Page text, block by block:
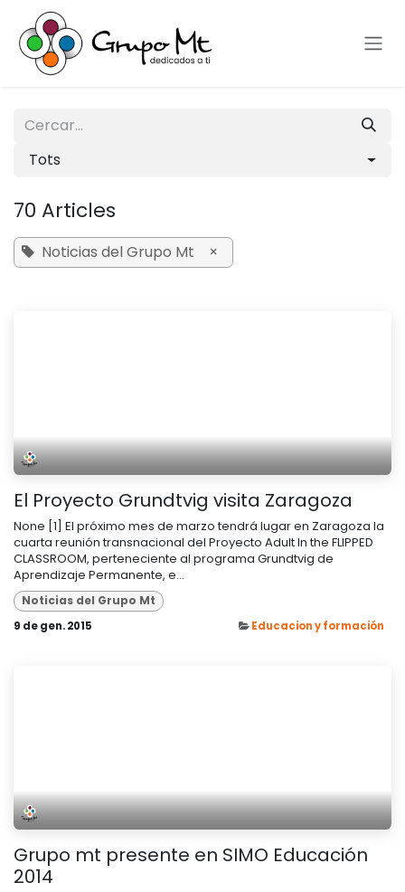
Skip to Content
Tots
70 Articles
Noticias del Grupo Mt ×
El Proyecto Grundtvig visita Zaragoza
None [1] El próximo mes de marzo tendrá lugar en Zaragoza la
cuarta reunión transnacional del Proyecto Adult In the FLIPPED
CLASSROOM, perteneciente al programa Grundtvig de
Aprendizaje Permanente, e...
Noticias del Grupo Mt
9 de gen. 2015 Educacion y formación
Grupo mt presente en SIMO Educación
2014